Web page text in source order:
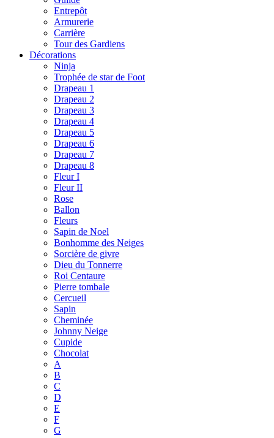
Entrepôt
Armurerie
Carrière
Tour des Gardiens
Décorations
Ninja
Trophée de star de Foot
Drapeau 1
Drapeau 2
Drapeau 3
Drapeau 4
Drapeau 5
Drapeau 6
Drapeau 7
Drapeau 8
Fleur I
Fleur II
Rose
Ballon
Fleurs
Sapin de Noel
Bonhomme des Neiges
Sorcière de givre
Dieu du Tonnerre
Roi Centaure
Pierre tombale
Cercueil
Sapin
Cheminée
Johnny Neige
Cupide
Chocolat
A
B
C
D
E
F
G